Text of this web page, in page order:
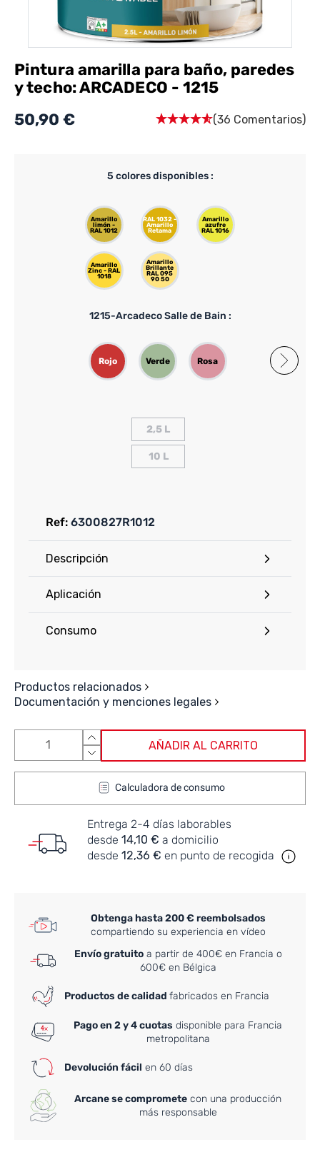
Pintura amarilla para baño, paredes
y techo: ARCADECO - 1215
50,90 €
(36 Comentarios)
Ref: 6300827R1012
Descripción
Aplicación
Consumo
Productos relacionados
Documentación y menciones legales
2,5 L
10 L
5 colores disponibles :
Amarillo
limón -
RAL 1012
RAL 1032 -
Amarillo
Retama
Amarillo
azufre
RAL 1016
Amarillo
Zinc - RAL
1018
Amarillo
Brillante
RAL 095
90 50
1215-Arcadeco Salle de Bain :
Rojo Verde Rosa Negro
AÑADIR AL CARRITO
Calculadora de consumo
Entrega 2-4 días laborables
desde 14,10 € a domicilio
desde 12,36 € en punto de recogida
Obtenga hasta 200 € reembolsados
compartiendo su experiencia en vídeo
Envío gratuitoa partir de 400€ en Francia o
600€ en Bélgica
Productos de calidad fabricados en Francia
Pago en 2 y 4 cuotas disponible para Francia
metropolitana
Devolución fácil en 60 días
Arcane se compromete con una producción
más responsable